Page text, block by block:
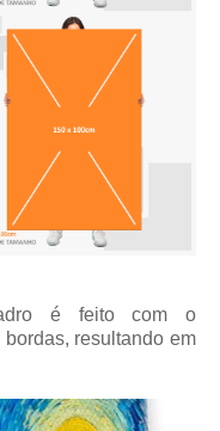
é feito com o
resultando em